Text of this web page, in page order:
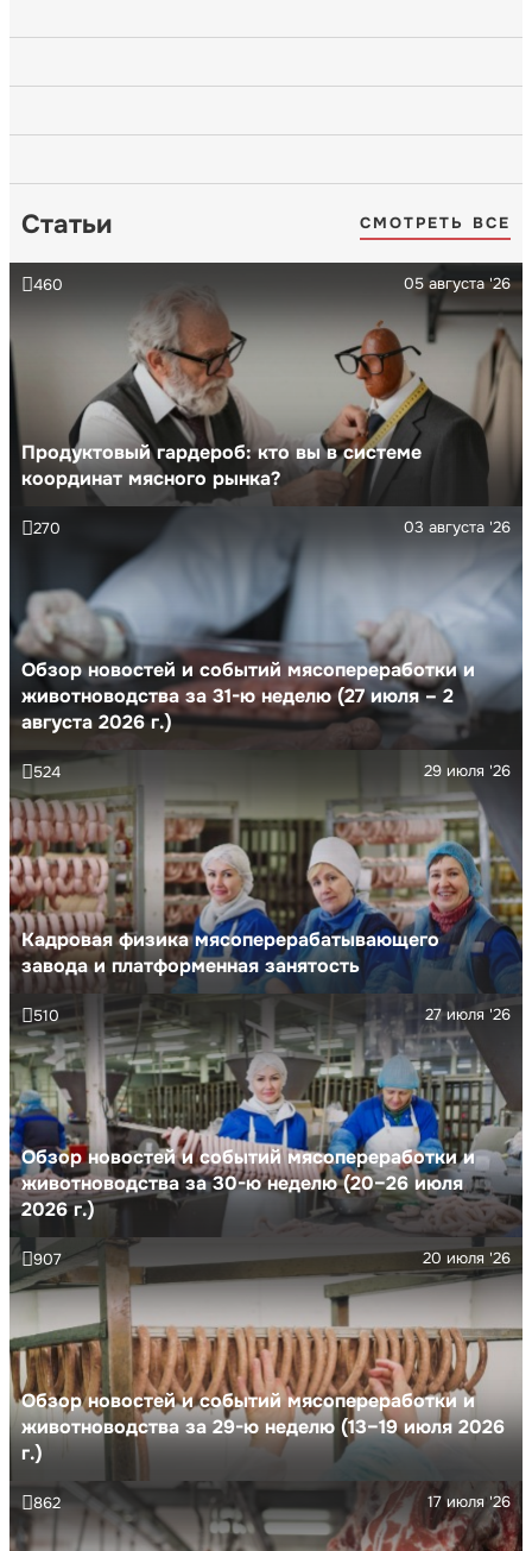
Статьи СМОТРЕТЬ ВСЕ
Продуктовый гардероб: кто вы в системе
координат мясного рынка?
05 августа '26
460
Обзор новостей и событий мясопереработки и
животноводства за 31-ю неделю (27 июля – 2
августа 2026 г.)
03 августа '26
270
Кадровая физика мясоперерабатывающего
завода и платформенная занятость
29 июля '26
524
Обзор новостей и событий мясопереработки и
животноводства за 30-ю неделю (20–26 июля
2026 г.)
27 июля '26
510
Обзор новостей и событий мясопереработки и
животноводства за 29-ю неделю (13–19 июля 2026
г.)
20 июля '26
907
17 июля '26
862